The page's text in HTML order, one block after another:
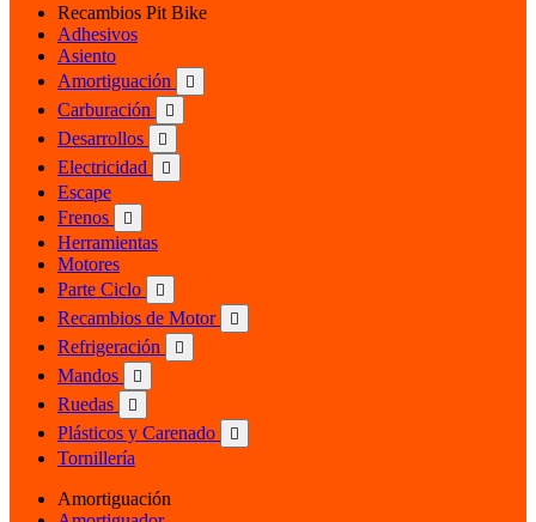
Recambios Pit Bike
Adhesivos
Asiento
Amortiguación

Carburación 
Desarrollos 
Electricidad 
Escape
Frenos

Herramientas
Motores
Parte Ciclo

Recambios de Motor 
Refrigeración 
Mandos 
Ruedas 
Plásticos y Carenado 
Tornillería
Amortiguación